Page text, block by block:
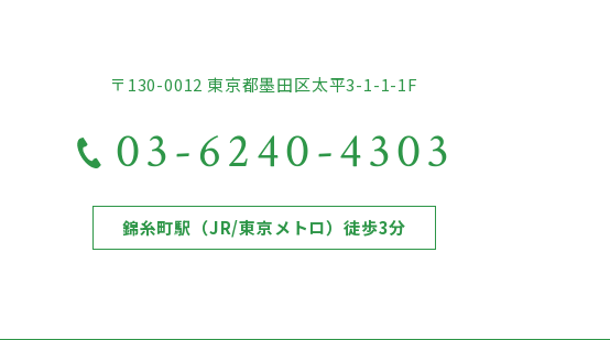
〒130-0012 東京都墨田区太平3-1-1-1F
03-6240-4303
錦糸町駅（JR/東京メトロ）徒歩3分